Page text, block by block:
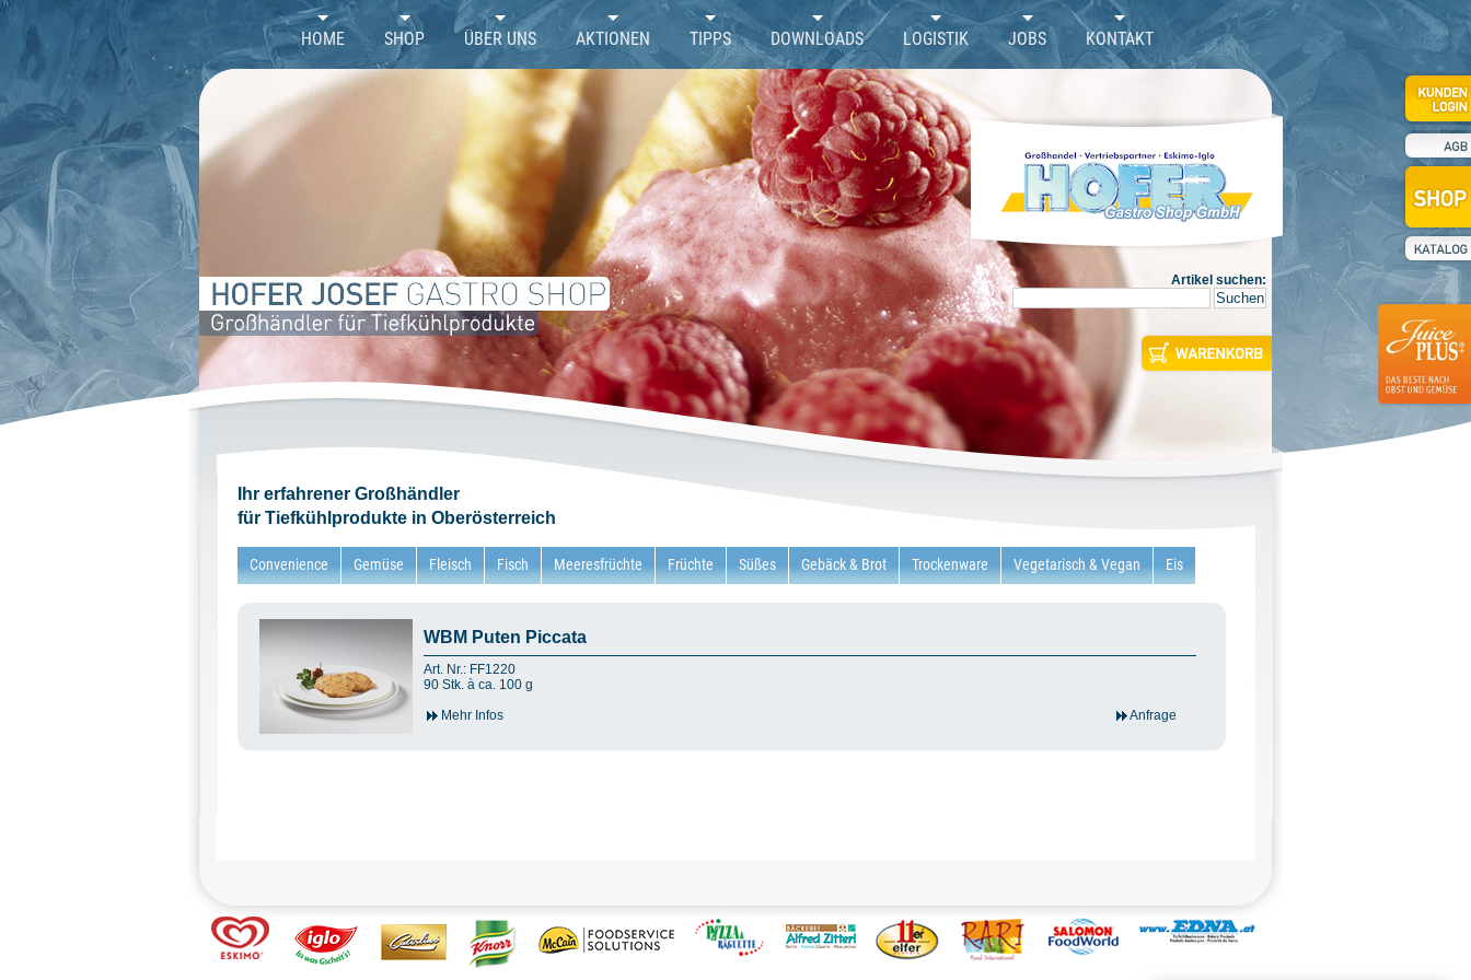
//
HOME SHOP ÜBER UNS AKTIONEN TIPPS DOWNLOADS LOGISTIK JOBS KONTAKT
Artikel suchen:
Ihr erfahrener Großhändler
für Tiefkühlprodukte in Oberösterreich
Convenience Gemüse Fleisch Fisch Meeresfrüchte Früchte Süßes Gebäck & Brot Trockenware Vegetarisch & Vegan Eis
WBM Puten Piccata
Art. Nr.: FF1220
90 Stk. à ca. 100 g
Mehr Infos
Anfrage